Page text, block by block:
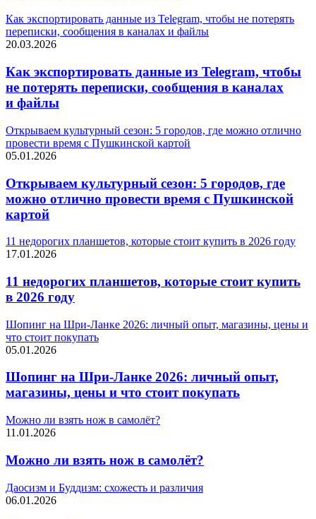
Как экспортировать данные из Telegram, чтобы не потерять
переписки, сообщения в каналах и файлы
20.03.2026
Как экспортировать данные из Telegram, чтобы
не потерять переписки, сообщения в каналах
и файлы
Открываем культурный сезон: 5 городов, где можно отлично
провести время с Пушкинской картой
05.01.2026
Открываем культурный сезон: 5 городов, где
можно отлично провести время с Пушкинской
картой
11 недорогих планшетов, которые стоит купить в 2026 году
17.01.2026
11 недорогих планшетов, которые стоит купить
в 2026 году
Шопинг на Шри-Ланке 2026: личный опыт, магазины, цены и
что стоит покупать
05.01.2026
Шопинг на Шри-Ланке 2026: личный опыт,
магазины, цены и что стоит покупать
Можно ли взять нож в самолёт?
11.01.2026
Можно ли взять нож в самолёт?
Даосизм и Буддизм: схожесть и различия
06.01.2026